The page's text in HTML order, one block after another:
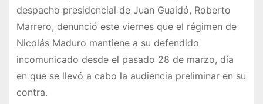
despacho presidencial de Juan Guaidó, Roberto
Marrero, denunció este viernes que el régimen de
Nicolás Maduro mantiene a su defendido
incomunicado desde el pasado 28 de marzo, día
en que se llevó a cabo la audiencia preliminar en su
contra.